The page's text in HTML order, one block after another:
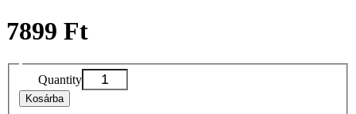
7899 Ft
Quantity
Kosárba